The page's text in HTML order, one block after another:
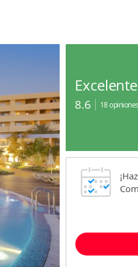
Excelente
8.6 18